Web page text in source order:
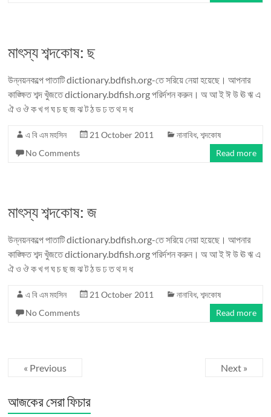
মাৎস্য শব্দকোষ: ছ
উন্নয়নকল্পে পাতাটি dictionary.bdfish.org-তে সরিয়ে নেয়া হয়েছে। আপনার
কাঙ্ক্ষিত শব্দ খুঁজতে dictionary.bdfish.org পরির্দশন করুন। অ আ ই ঈ উ ঊ ঋ এ
ঐ ও ঔ ক খ গ ঘ চ ছ জ ঝ ট ঠ ড ঢ ত থ দ ধ
এ বি এম মহসিন 21 October 2011 নানাবিধ,শব্দকোষ
No Comments
Read more
মাৎস্য শব্দকোষ: জ
উন্নয়নকল্পে পাতাটি dictionary.bdfish.org-তে সরিয়ে নেয়া হয়েছে। আপনার
কাঙ্ক্ষিত শব্দ খুঁজতে dictionary.bdfish.org পরির্দশন করুন। অ আ ই ঈ উ ঊ ঋ এ
ঐ ও ঔ ক খ গ ঘ চ ছ জ ঝ ট ঠ ড ঢ ত থ দ ধ
এ বি এম মহসিন 21 October 2011 নানাবিধ,শব্দকোষ
No Comments
Read more
« Previous Next »
আজকের সেরা ফিচার